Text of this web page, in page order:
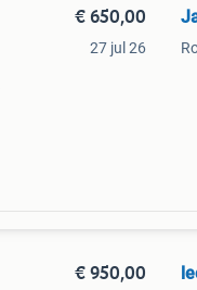
€ 650,00
27 jul 26
€ 950,00